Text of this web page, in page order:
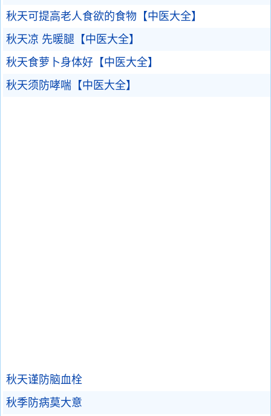
秋天可提高老人食欲的食物【中医大全】
秋天凉 先暖腿【中医大全】
秋天食萝卜身体好【中医大全】
秋天须防哮喘【中医大全】
秋天谨防脑血栓
秋季防病莫大意